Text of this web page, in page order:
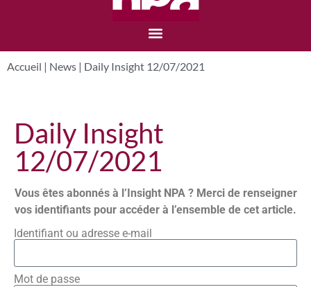
Accueil | News | Daily Insight 12/07/2021
Daily Insight
12/07/2021
Vous êtes abonnés à l’Insight NPA ? Merci de renseigner
vos identifiants pour accéder à l’ensemble de cet article.
Identifiant ou adresse e-mail
Mot de passe